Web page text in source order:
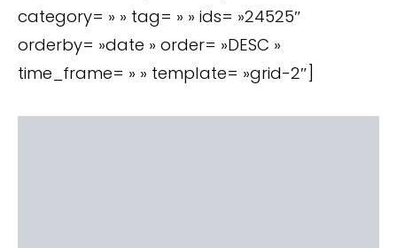
category= » » tag= » » ids= »24525″
orderby= »date » order= »DESC »
time_frame= » » template= »grid-2″]